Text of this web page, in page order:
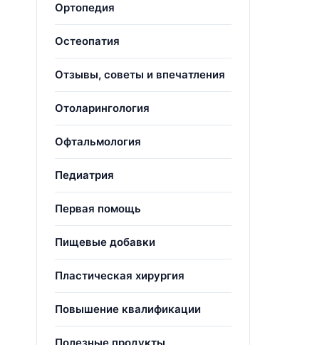
Ортопедия
Остеопатия
Отзывы, советы и впечатления
Отоларингология
Офтальмология
Педиатрия
Первая помощь
Пищевые добавки
Пластическая хирургия
Повышение квалификации